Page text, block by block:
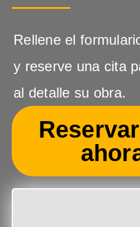
Rellene el
y reserve una cita
al detalle su obra.